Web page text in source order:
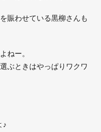
賑わせている黒柳さんも
ねー。
ぶときはやっぱりワクワ
♪